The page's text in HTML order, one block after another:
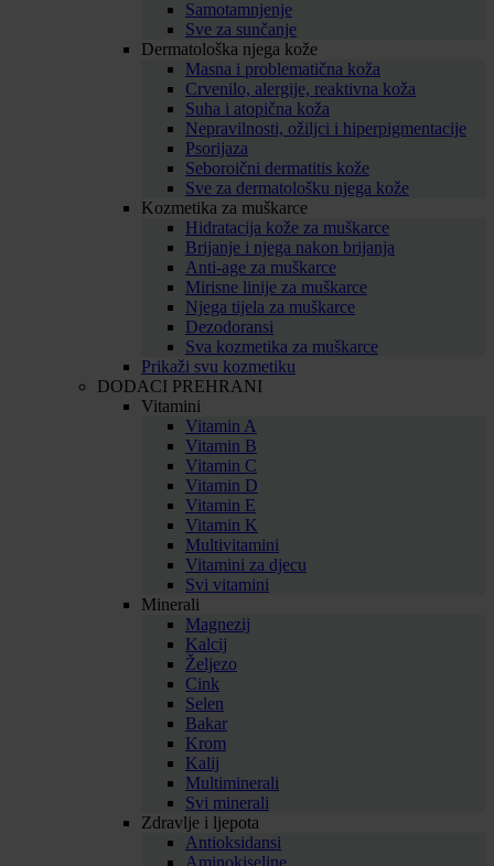
Samotamnjenje
Sve za sunčanje
Dermatološka njega kože
Masna i problematična koža
Crvenilo, alergije, reaktivna koža
Suha i atopična koža
Nepravilnosti, ožiljci i hiperpigmentacije
Psorijaza
Seboroični dermatitis kože
Sve za dermatološku njega kože
Kozmetika za muškarce
Hidratacija kože za muškarce
Brijanje i njega nakon brijanja
Anti-age za muškarce
Mirisne linije za muškarce
Njega tijela za muškarce
Dezodoransi
Sva kozmetika za muškarce
Prikaži svu kozmetiku
DODACI PREHRANI
Vitamini
Vitamin A
Vitamin B
Vitamin C
Vitamin D
Vitamin E
Vitamin K
Multivitamini
Vitamini za djecu
Svi vitamini
Minerali
Magnezij
Kalcij
Željezo
Cink
Selen
Bakar
Krom
Kalij
Multiminerali
Svi minerali
Zdravlje i ljepota
Antioksidansi
Aminokiseline